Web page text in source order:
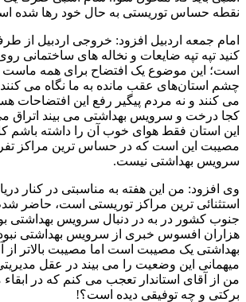
نقطه حساس توریستی به حال خود رها شده
امام جمعه اردبیل افزود: خروجی اردبیل از
کنید تپه تپه ضایعات و نخاله های ساختمانی
است؛ این موضوع یک افتضاح برای همه ماست
چشم استان‌های عقب مانده به ما نگاه می
می کنند و نه مردم پیگیر رفع این افتضاحات
کجا درخت و سرویس بهداشتی می بیند اتراق
این استان فقط هوای خوب آن را داشته باشم
مصیبت این است که در حساس ترین مراکز
سرویس بهداشتی نیست.
وی افزود: من این هفته به مناسبتی در کنار
استثنائی ترین مراکز توریستی است، حاضر
جنوب کشور در به در دنبال سرویس بهداشتی
هزاران افسوس خبری از سرویس بهداشتی
بهداشتی یک مصیبت است اما مصیبت بالاتر از
میهمانی این وضعیت را می بیند در عقل
من از آقای استاندار تعجب می کنم که در
برکتی و چه توفیقی دیده است؟!